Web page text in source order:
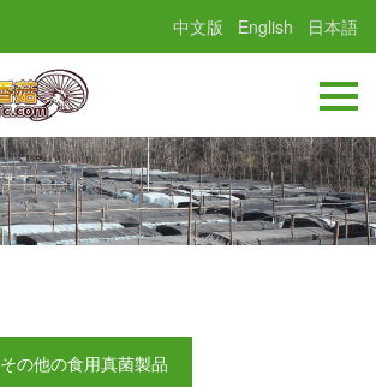
中文版 English 日本語
その他の食用真菌製品